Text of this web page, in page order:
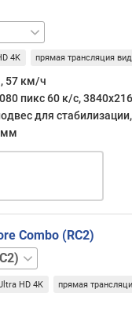
по
Fi.
по
GHz
4K прямая трансляция
57 км/ч
пикс 60 к/с,
для
мм
Combo (RC2)
HD 4K прямая